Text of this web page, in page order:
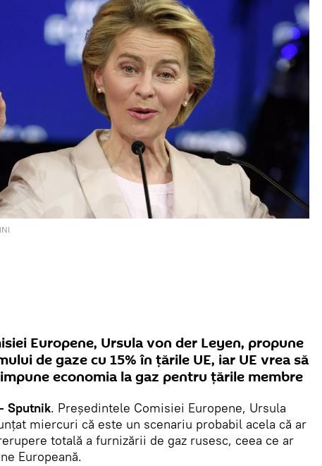
Europene, Ursula von der Leyen, propune
de gaze cu 15% în țările UE, iar UE vrea să
economia la gaz pentru țările membre
Sputnik. Președintele Comisiei Europene, Ursula
miercuri că este un scenariu probabil acela că ar
totală a furnizării de gaz rusesc, ceea ce ar
Europeană.